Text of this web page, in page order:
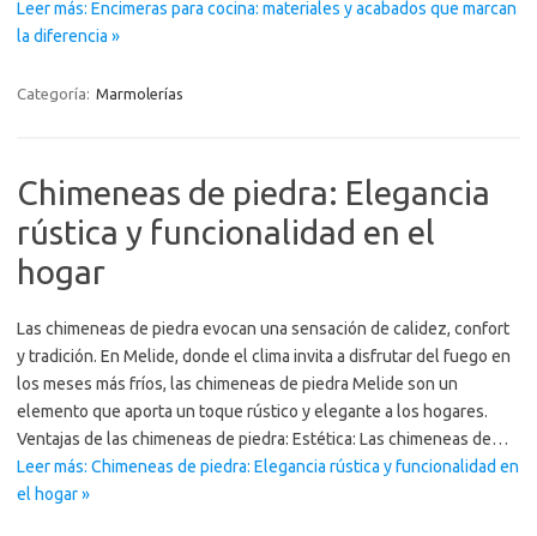
Leer más: Encimeras para cocina: materiales y acabados que marcan
la diferencia »
Categoría: Marmolerías
Chimeneas de piedra: Elegancia
rústica y funcionalidad en el
hogar
Las chimeneas de piedra evocan una sensación de calidez, confort
y tradición. En Melide, donde el clima invita a disfrutar del fuego en
los meses más fríos, las chimeneas de piedra Melide son un
elemento que aporta un toque rústico y elegante a los hogares.
Ventajas de las chimeneas de piedra: Estética: Las chimeneas de…
Leer más: Chimeneas de piedra: Elegancia rústica y funcionalidad en
el hogar »